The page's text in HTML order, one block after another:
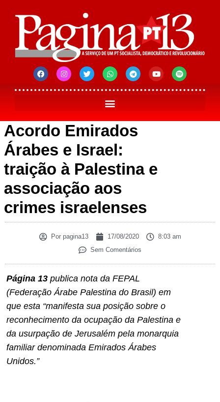
Acordo Emirados
Árabes e Israel:
traição à Palestina e
associação aos
crimes israelenses
Porpagina13 17/08/2020
8:03 am
Sem Comentários
Página 13 publica nota da FEPAL
(Federação Árabe Palestina do Brasil) em
que esta “manifesta sua posição sobre o
reconhecimento da ocupação da Palestina e
da usurpação de Jerusalém pela monarquia
familiar denominada Emirados Árabes
Unidos.”